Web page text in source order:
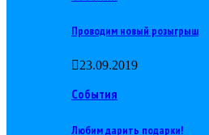
Проводим новый розыгрыш
23.09.2019
События
Любим дарить подарки!